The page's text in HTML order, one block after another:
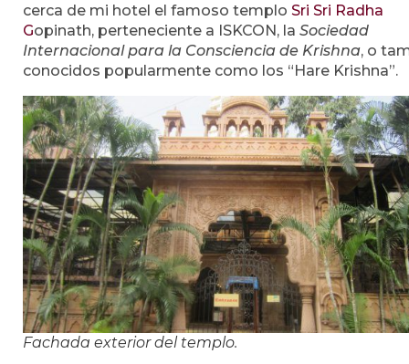
cerca de mi hotel el famoso templo Sri Sri Radha
Gopinath, perteneciente a ISKCON, la Sociedad
Internacional para la Consciencia de Krishna, o
conocidos popularmente como los “Hare Krishna”.
Fachada exterior del templo.